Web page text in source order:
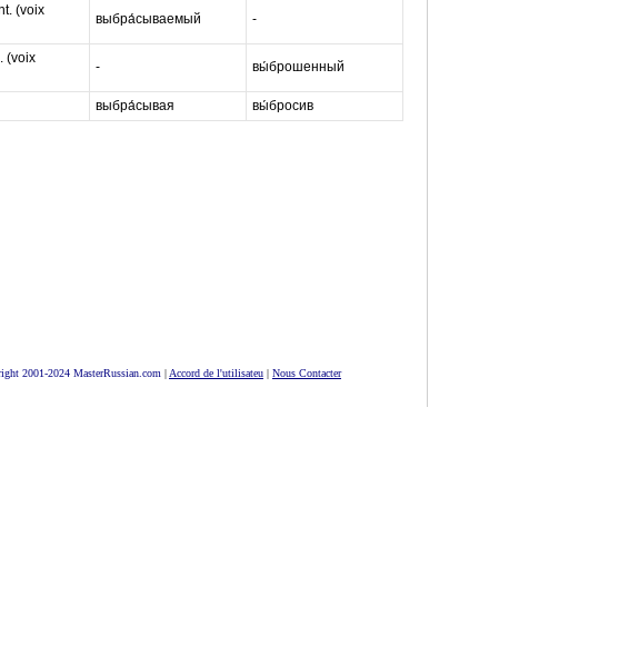
(voix
выбра́сываемый -
(voix
- вы́брошенный
выбра́сывая вы́бросив
2001-2024 MasterRussian.com | Accord de l'utilisateu | Nous Contacter